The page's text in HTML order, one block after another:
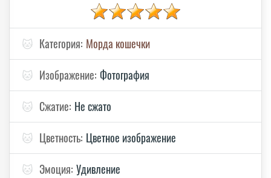
🐱 Категория: Морда кошечки
🐱 Изображение: Фотография
🐱 Сжатие: Не сжато
🐱 Цветность: Цветное изображение
🐱 Эмоция: Удивление